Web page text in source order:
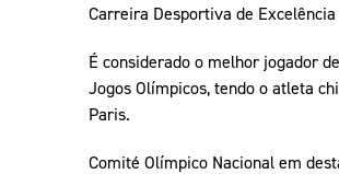
Carreira Desportiva de Excelência
É considerado o melhor jogador
Jogos Olímpicos, tendo o atleta
Paris.
Comité Olímpico Nacional em